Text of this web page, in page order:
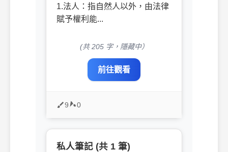
1.法人：指自然人以外，由法律
賦予權利能...
(共 205 字，隱藏中）
前往觀看
9 0
私人筆記 (共 1 筆)